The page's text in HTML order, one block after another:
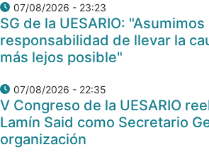
07/08/2026 - 23:23
SG de la UESARIO: "Asumimos
responsabilidad de llevar la
más lejos posible"
07/08/2026 - 22:35
V Congreso de la UESARIO
Lamín Said como Secretario
organización